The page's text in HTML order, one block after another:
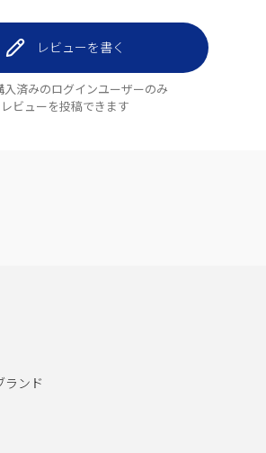
レビューを書く
入済みのログインユーザーのみ
レビューを投稿できます
ランド